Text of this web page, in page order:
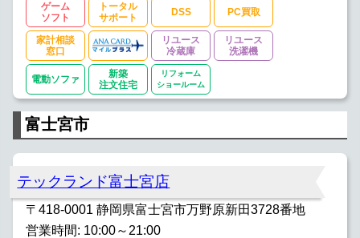
ゲーム
ソフト
トータル
サポート
DSS PC買取
家計相談
窓口
リユース
冷蔵庫
リユース
洗濯機
電動ソファ
新築
注文住宅
リフォーム
ショールーム
富士宮市
テックランド富士宮店
〒418-0001 静岡県富士宮市万野原新田3728番地
営業時間: 10:00～21:00